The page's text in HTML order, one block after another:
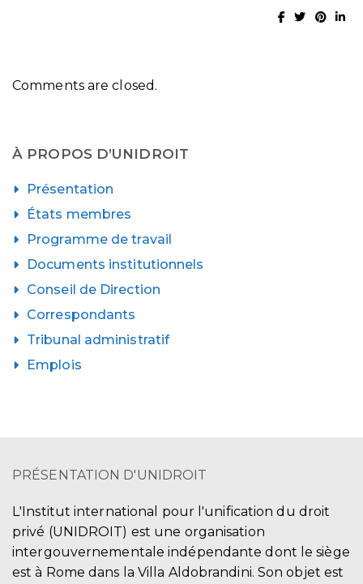
Comments are closed.
À PROPOS D’UNIDROIT
Présentation
États membres
Programme de travail
Documents institutionnels
Conseil de Direction
Correspondants
Tribunal administratif
Emplois
PRÉSENTATION D'UNIDROIT
L'Institut international pour l'unification du droit
privé (UNIDROIT) est une organisation
intergouvernementale indépendante dont le siège
est à Rome dans la Villa Aldobrandini. Son objet est